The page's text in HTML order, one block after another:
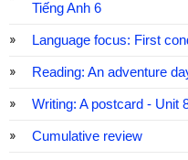
Tiếng Anh 6
Language focus: First
Reading: An adventure
Writing: A postcard - Unit
Cumulative review